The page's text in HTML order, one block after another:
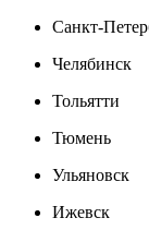
Санкт-
Челябинск
Тольятти
Тюмень
Ульяновск
Ижевск